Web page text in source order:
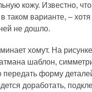
кожу. Известно,
таком варианте, –
не дошло.
хомут. На
шаблон,
форму
доработать,